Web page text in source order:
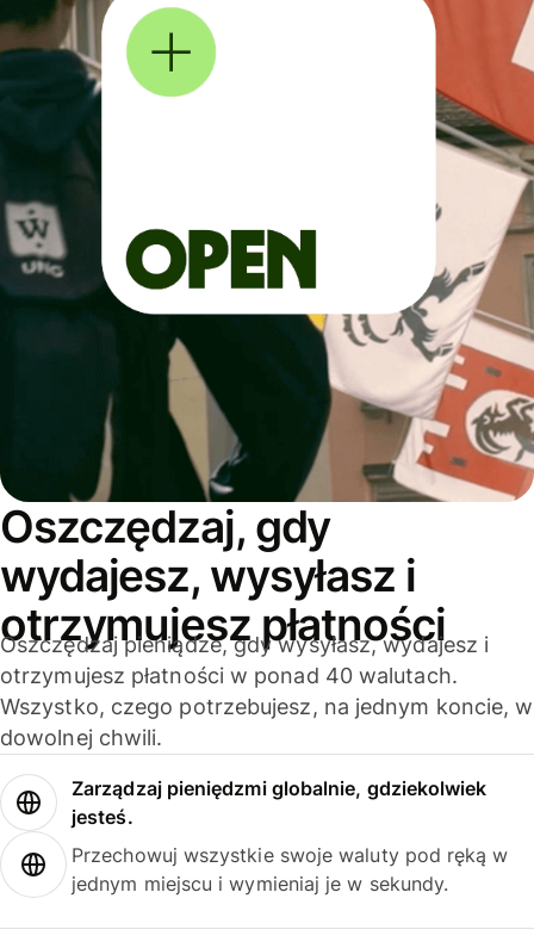
Oszczędzaj, gdy
wydajesz, wysyłasz i
otrzymujesz płatności
Oszczędzaj pieniądze, gdy wysyłasz, wydajesz i
otrzymujesz płatności w ponad 40 walutach.
Wszystko, czego potrzebujesz, na jednym koncie, w
dowolnej chwili.
Zarządzaj pieniędzmi globalnie, gdziekolwiek
jesteś.
Przechowuj wszystkie swoje waluty pod ręką w
jednym miejscu i wymieniaj je w sekundy.